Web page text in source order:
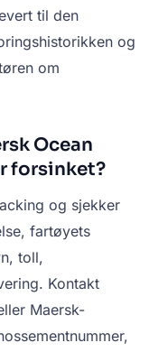
til den
og
om
Ocean
forsinket?
og sjekker
fartøyets
toll,
Kontakt
Maersk-